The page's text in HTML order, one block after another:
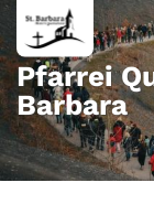
Zum Inhalt
Pfarrei
Barbara